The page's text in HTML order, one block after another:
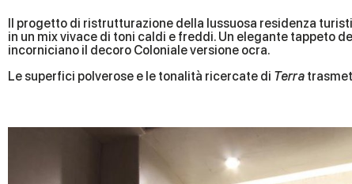
Il progetto di ristrutturazione della lussuosa residenza
in un mix vivace di toni caldi e freddi. Un elegante tappeto
incorniciano il decoro Coloniale versione ocra.
Le superfici polverose e le tonalità ricercate di Terra